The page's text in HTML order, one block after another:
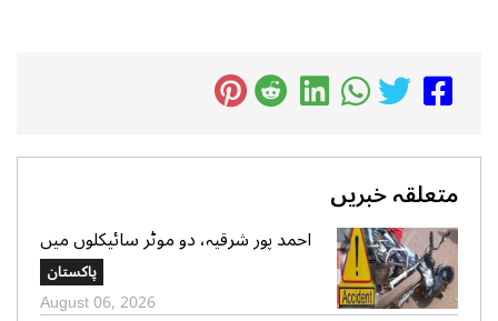
متعلقہ خبریں
احمد پور شرقیہ، دو موٹر سائیکلوں میں
پاکستان
August 06, 2026